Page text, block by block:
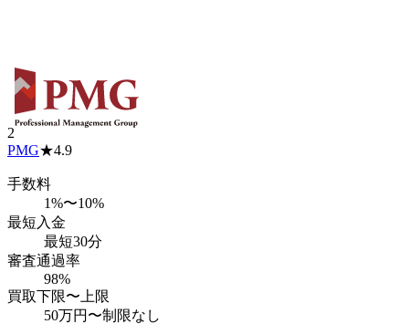
2
PMG★4.9
手数料
1%〜10%
最短入金
最短30分
審査通過率
98%
買取下限〜上限
50万円 〜制限なし